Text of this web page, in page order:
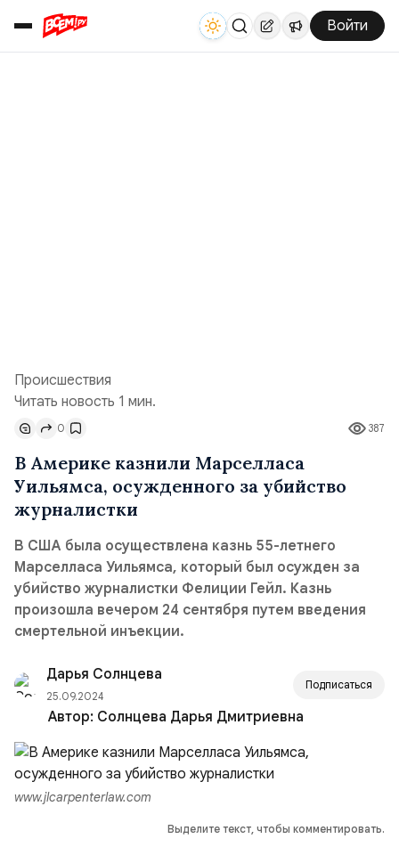
Войти
Происшествия
Читать новость 1 мин.
387
0
В Америке казнили Марселласа
Уильямса, осужденного за убийство
журналистки
В США была осуществлена казнь 55-летнего
Марселласа Уильямса, который был осужден за
убийство журналистки Фелиции Гейл. Казнь
произошла вечером 24 сентября путем введения
смертельной инъекции.
Дарья Солнцева
25.09.2024
Подписаться
Автор: Солнцева Дарья Дмитриевна
www.jlcarpenterlaw.com
Выделите текст, чтобы комментировать.